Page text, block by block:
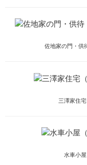
佐地家の門・供
三澤家住
水車小